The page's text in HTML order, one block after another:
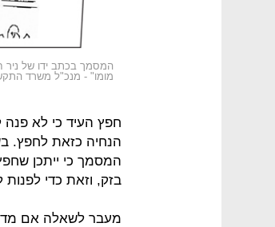
המסמך בכתב ידו של
מומו" - מנכ"ל משרד
חפץ העיד כי לא פנה
הנחיה כזאת לחפץ.
המסמך כי ייתכן
בזק, וזאת כדי לפנות
מעבר לשאלה אם